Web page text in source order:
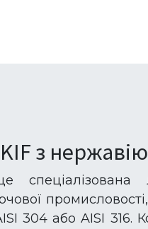
з
304 або AISI 316.